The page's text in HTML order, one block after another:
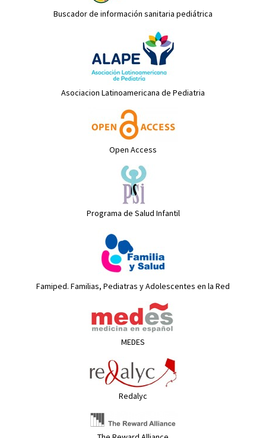
Buscador de información sanitaria pediátrica
Asociacion Latinoamericana de Pediatria
Open Access
Programa de Salud Infantil
Famiped. Familias, Pediatras y Adolescentes en la Red
MEDES
Redalyc